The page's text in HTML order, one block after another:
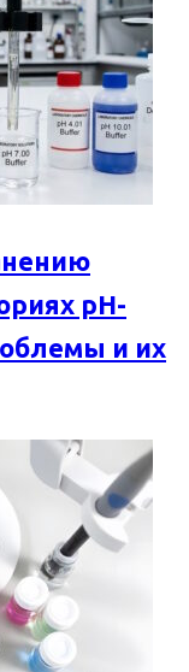
pH-
и их